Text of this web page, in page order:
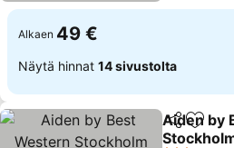
Alkaen 49 €
Näytä hinnat 14 sivustolta
Jaa Lisää
Aiden by